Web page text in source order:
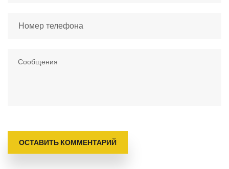
ОСТАВИТЬ КОММЕНТАРИЙ